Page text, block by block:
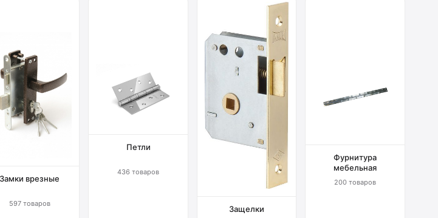
Замки врезные
597 товаров
Петли
436 товаров
Защелки
Фурнитура
мебельная
200 товаров